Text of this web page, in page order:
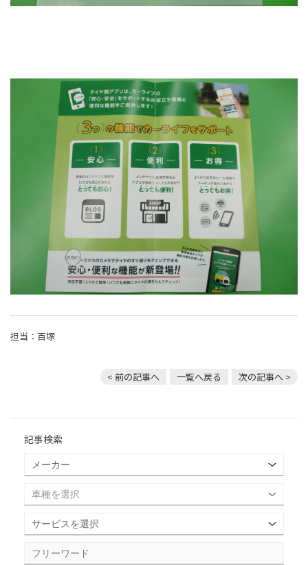
担当：百塚
< 前の記事へ 一覧へ戻る 次の記事へ >
記事検索